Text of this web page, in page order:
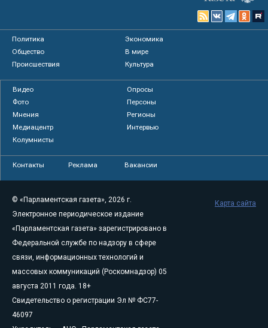
Политика
Экономика
Общество
В мире
Происшествия
Культура
Видео
Опросы
Фото
Персоны
Мнения
Регионы
Медиацентр
Интервью
Колумнисты
Контакты Реклама Вакансии
© «Парламентская газета», 2026 г.
Электронное периодическое издание
«Парламентская газета» зарегистрировано в
Федеральной службе по надзору в сфере
связи, информационных технологий и
массовых коммуникаций (Роскомнадзор) 05
августа 2011 года. 18+
Свидетельство о регистрации Эл № ФС77-
46097
Карта сайта